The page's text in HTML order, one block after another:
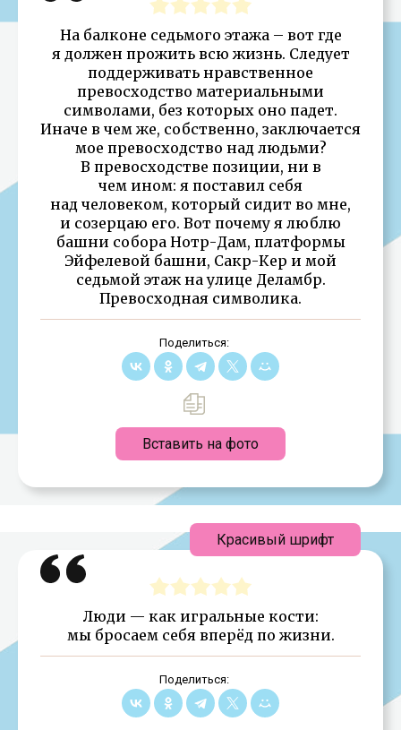
На балконе седьмого этажа – вот где
я должен прожить всю жизнь. Следует
поддерживать нравственное
превосходство материальными
символами, без которых оно падет.
Иначе в чем же, собственно, заключается
мое превосходство над людьми?
В превосходстве позиции, ни в
чем ином: я поставил себя
над человеком, который сидит во мне,
и созерцаю его. Вот почему я люблю
башни собора Нотр-Дам, платформы
Эйфелевой башни, Сакр-Кер и мой
седьмой этаж на улице Деламбр.
Превосходная символика.
Поделиться:
Вставить на фото
Люди — как игральные кости:
мы бросаем себя вперёд по жизни.
Поделиться:
Красивый шрифт